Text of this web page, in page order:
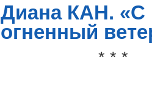
Диана КАН. «С
огненный
* * *